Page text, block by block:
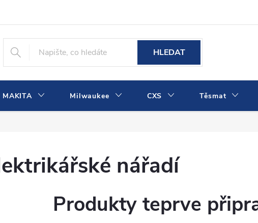
HLEDAT
MAKITA Milwaukee CXS Těsmat
nářadí
Produkty teprve